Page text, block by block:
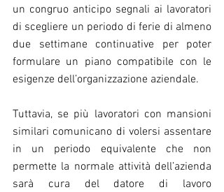
un congruo anticipo segnali ai lavoratori
di scegliere un periodo di ferie di almeno
due settimane continuative per poter
formulare un piano compatibile con le
esigenze dell’organizzazione aziendale.
Tuttavia, se più lavoratori con mansioni
similari comunicano di volersi assentare
in un periodo equivalente che non
permette la normale attività dell’azienda
sarà cura del datore di lavoro